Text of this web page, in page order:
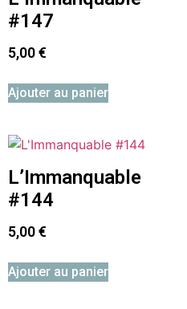
#147
5,00€
Ajouter au panier
L’Immanquable
#144
5,00€
Ajouter au panier